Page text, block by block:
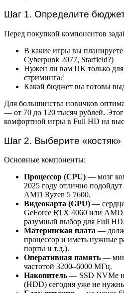
Шаг 1. Определите
Перед покупкой компонентов
В какие игры вы планируете
Cyberpunk 2077, Starfield?)
Нужен ли вам ПК только
стриминга?
Какой бюджет вы готовы
Для большинства новичков
— от 70 до 120 тысяч рублей.
комфортной игры в Full HD на
Шаг 2. Выберите
Основные компоненты:
Процессор (CPU) — мозг
2025 году отлично
AMD Ryzen 5 7600.
Видеокарта (GPU) —
GeForce RTX 4060 или
разумный выбор для Full HD.
Материнская плата —
процессор и иметь нужные
порты и т.д.).
Оперативная память —
частотой 3200–6000 МГц.
Накопитель — SSD NVMe
(HDD) сегодня уже не